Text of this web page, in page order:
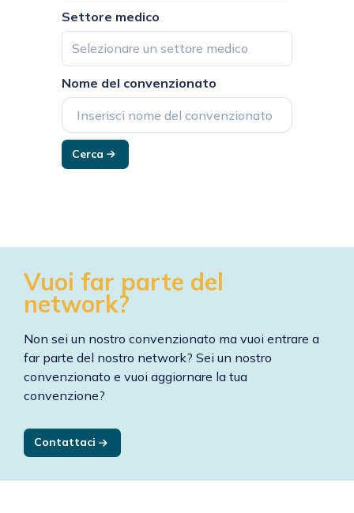
Settore medico
Selezionare un settore medico
Nome del convenzionato
Cerca
Vuoi far parte del
network?
Non sei un nostro convenzionato ma vuoi entrare a
far parte del nostro network? Sei un nostro
convenzionato e vuoi aggiornare la tua
convenzione?
Contattaci